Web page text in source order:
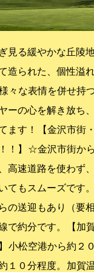
見る緩やかな丘陵
造られた、個性溢れ
々な表情を併せ持
ーの心を解き放ち
ます！ 【金沢市街
！】 ☆金沢市街から
高速道路を使わず
てもスムーズです
の送迎もあり（要
で約45分です。 【加
小松空港から約２
１０分程度。 加賀